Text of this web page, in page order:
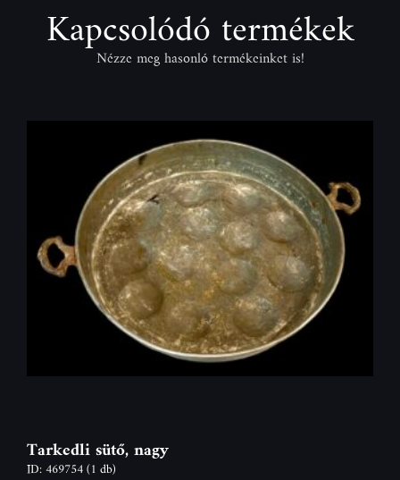
Kapcsolódó termékek
Nézze meg hasonló termékeinket is!
Tarkedli sütő, nagy
ID: 469754(1 db)